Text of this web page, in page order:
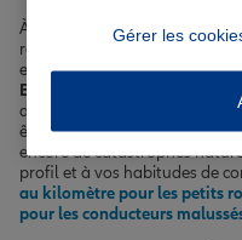
À Issoire, vous êtes
rendre à votre travail,
encore partir en week-end.
Barrière
d'une
pour
êtes couvert en cas
encore de catastrophes
profil et à vos habitudes de
au kilomètre pour les petits
pour les conducteurs
Gérer les